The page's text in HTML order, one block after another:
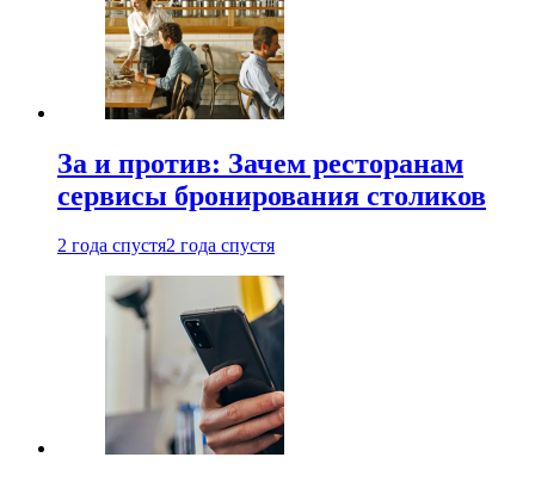
За и против: Зачем ресторанам
сервисы бронирования столиков
2 года спустя2 года спустя